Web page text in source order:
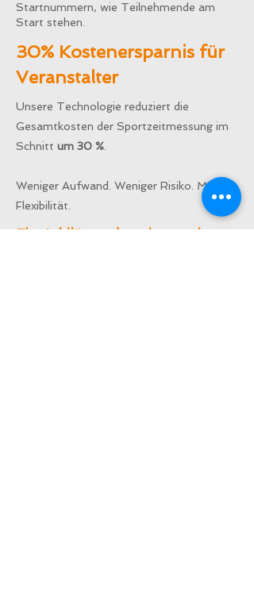
Startnummern, wie Teilnehmende am
Start stehen.
30% Kostenersparnis für
Veranstalter
Unsere Technologie reduziert die
Gesamtkosten der Sportzeitmessung im
Schnitt um 30 %
Weniger Aufwand. Weniger Risiko. Mehr
Flexibilität.
Ein Jubiläum, das wir gemeinsam